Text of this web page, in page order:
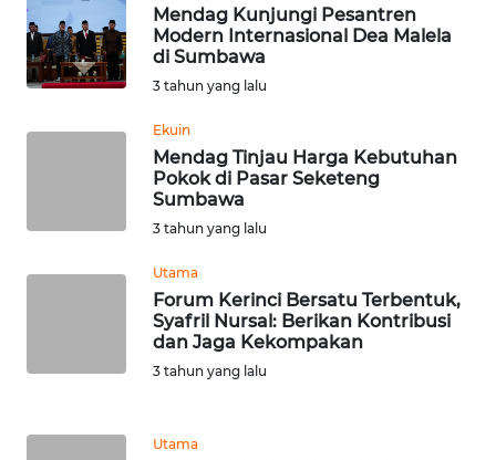
Mendag Kunjungi Pesantren
Modern Internasional Dea Malela
di Sumbawa
3 tahun yang lalu
Ekuin
Mendag Tinjau Harga Kebutuhan
Pokok di Pasar Seketeng
Sumbawa
3 tahun yang lalu
Utama
Forum Kerinci Bersatu Terbentuk,
Syafril Nursal: Berikan Kontribusi
dan Jaga Kekompakan
3 tahun yang lalu
Utama
WN
SULTENG
SULBAR
WN
SUMSEL
WN